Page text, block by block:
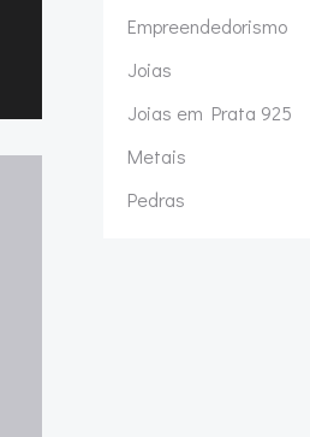
Empreendedorismo
Joias
Joias em Prata 925
Metais
Pedras